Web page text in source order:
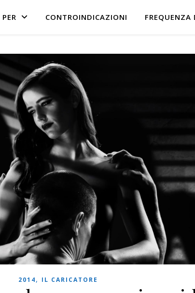
CONTROINDICAZIONI FREQUENZA
2014, IL CARICATORE